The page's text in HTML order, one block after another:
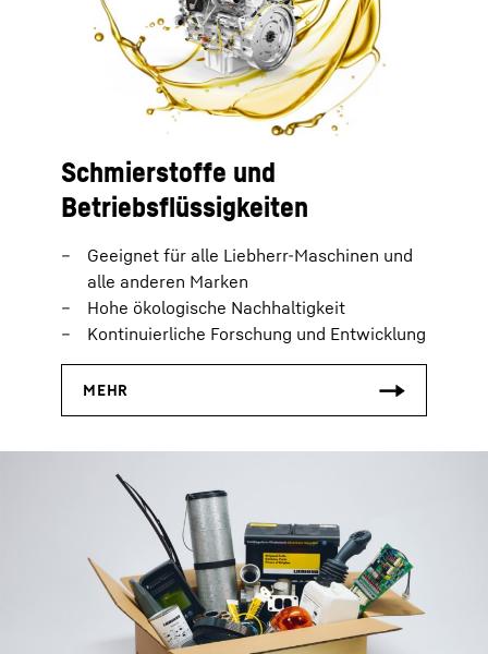
Schmierstoffe und
Betriebsflüssigkeiten
Geeignet für alle Liebherr-Maschinen und
alle anderen Marken
Hohe ökologische Nachhaltigkeit
Kontinuierliche Forschung und Entwicklung